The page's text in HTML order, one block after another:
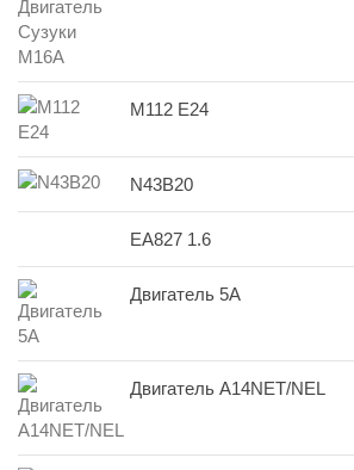
M112 E24
N43B20
EA827 1.6
Двигатель 5A
Двигатель A14NET/NEL